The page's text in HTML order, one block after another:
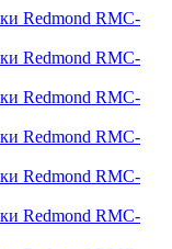
Redmond RMC-
Redmond RMC-
Redmond RMC-
Redmond RMC-
Redmond RMC-
Redmond RMC-